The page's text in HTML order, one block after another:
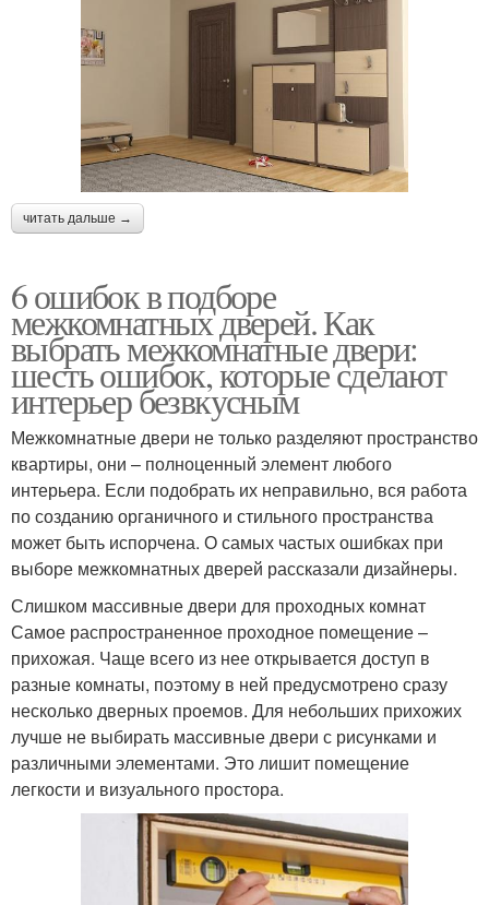
читать дальше →
6 ошибок в подборе
межкомнатных дверей. Как
выбрать межкомнатные двери:
шесть ошибок, которые сделают
интерьер безвкусным
Межкомнатные двери не только разделяют пространство
квартиры, они – полноценный элемент любого
интерьера. Если подобрать их неправильно, вся работа
по созданию органичного и стильного пространства
может быть испорчена. О самых частых ошибках при
выборе межкомнатных дверей рассказали дизайнеры.
Слишком массивные двери для проходных комнат
Самое распространенное проходное помещение –
прихожая. Чаще всего из нее открывается доступ в
разные комнаты, поэтому в ней предусмотрено сразу
несколько дверных проемов. Для небольших прихожих
лучше не выбирать массивные двери с рисунками и
различными элементами. Это лишит помещение
легкости и визуального простора.